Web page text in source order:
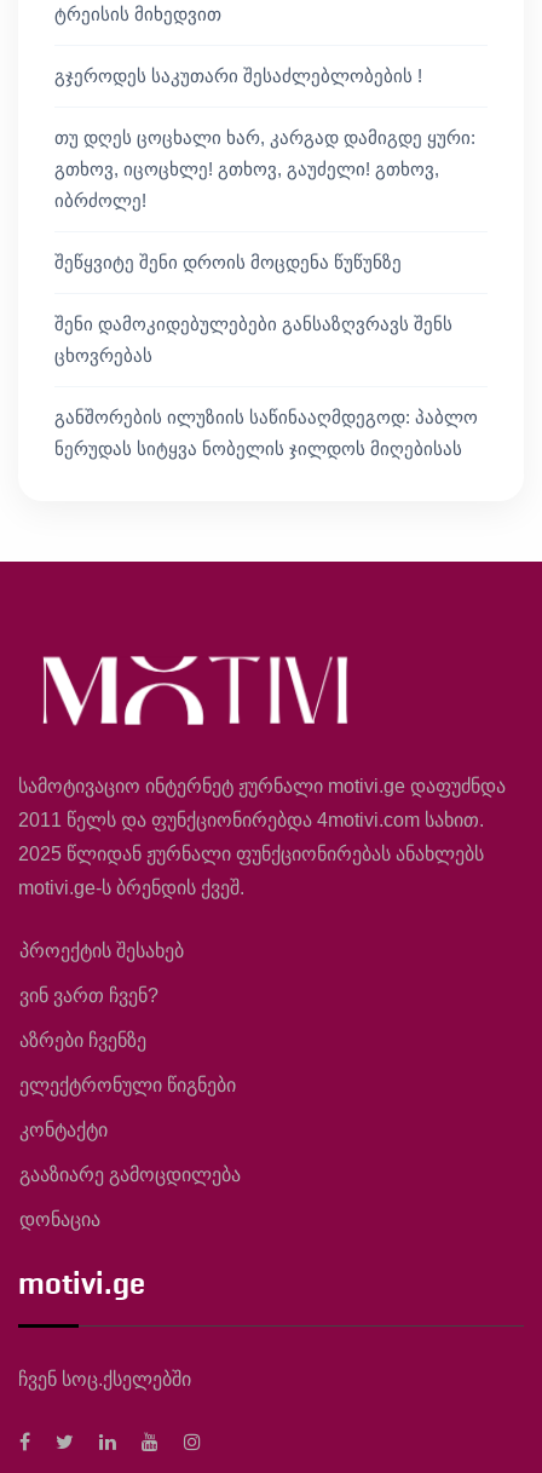
ტრეისის მიხედვით
გჯეროდეს საკუთარი შესაძლებლობების !
თუ დღეს ცოცხალი ხარ, კარგად დამიგდე ყური:
გთხოვ, იცოცხლე! გთხოვ, გაუძელი! გთხოვ,
იბრძოლე!
შეწყვიტე შენი დროის მოცდენა წუწუნზე
შენი დამოკიდებულებები განსაზღვრავს შენს
ცხოვრებას
განშორების ილუზიის საწინააღმდეგოდ: პაბლო
ნერუდას სიტყვა ნობელის ჯილდოს მიღებისას
სამოტივაციო ინტერნეტ ჟურნალი motivi.ge დაფუძნდა
2011 წელს და ფუნქციონირებდა 4motivi.com სახით.
2025 წლიდან ჟურნალი ფუნქციონირებას ანახლებს
motivi.ge-ს ბრენდის ქვეშ.
პროექტის შესახებ
ვინ ვართ ჩვენ?
აზრები ჩვენზე
ელექტრონული წიგნები
კონტაქტი
გააზიარე გამოცდილება
დონაცია
motivi.ge
ჩვენ სოც.ქსელებში